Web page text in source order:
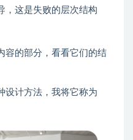
，这是失败的层次结构
容的部分，看看它们的结
设计方法，我将它称为